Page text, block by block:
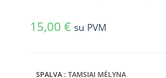
15,00 € su PVM
SPALVA : TAMSIAI MĖLYNA